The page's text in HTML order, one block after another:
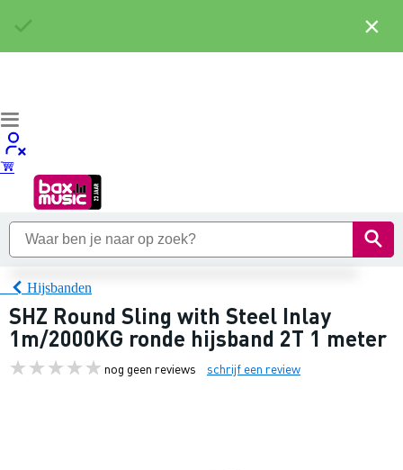
Hijsbanden
SHZ Round Sling with Steel Inlay
1m/2000KG ronde hijsband 2T 1 meter
nog geen reviews schrijf een review
×